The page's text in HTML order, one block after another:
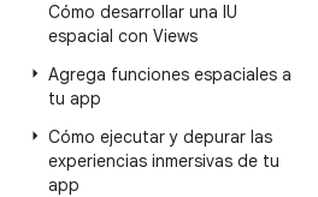
Cómo desarrollar una IU
espacial con Views
Agrega funciones espaciales a
tu app
Cómo ejecutar y depurar las
experiencias inmersivas de tu
app